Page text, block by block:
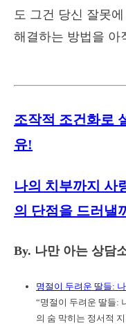
도 그건 당신 잘못
해결하는 방법을 아
조작적 조건화로
유!
나의 치부까지 사
의 단점을 드러낼
By. 나만 아는 상담
명절이 두려운 딸들:
“명절이 두려운 딸들:
의 숨 막히는 정서적